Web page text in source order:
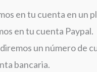
en tu cuenta en un
en tu cuenta Paypal.
un número de
bancaria.